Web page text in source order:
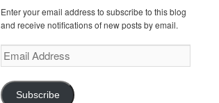
Enter your email address to subscribe to this blog
and receive notifications of new posts by email.
Email
Address
Subscribe